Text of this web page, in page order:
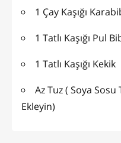
1 Çay Kaşığı
1 Tatlı Kaşığı Pul
1 Tatlı Kaşığı Kekik
Az Tuz ( Soya
Ekleyin)